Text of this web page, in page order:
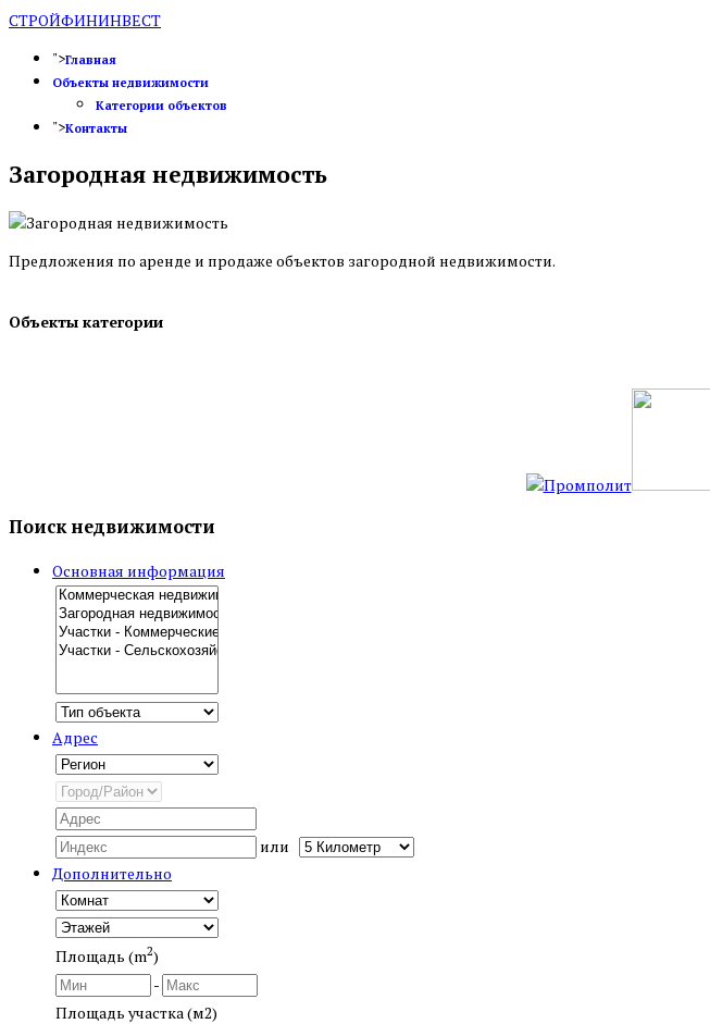
СТРОЙФИНИНВЕСТ
">Главная
Объекты недвижимости
Категории объектов
">Контакты
Загородная недвижимость
Предложения по аренде и продаже объектов загородной недвижимости.
Объекты категории
Поиск недвижимости
Основная информация
Адрес
или
Дополнительно
Площадь (m2)
-
Площадь участка (м2)